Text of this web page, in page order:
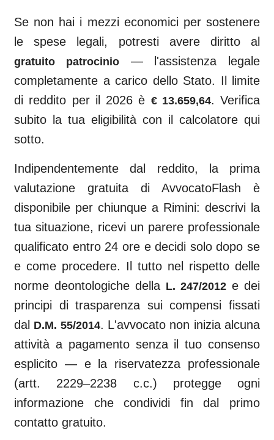
Se non hai i mezzi economici per sostenere
le spese legali, potresti avere diritto al
gratuito patrocinio— l'assistenza legale
completamente a carico dello Stato. Il limite
di reddito per il 2026 è € 13.659,64. Verifica
subito la tua eligibilità con il calcolatore qui
sotto.
Indipendentemente dal reddito, la prima
valutazione gratuita di AvvocatoFlash è
disponibile per chiunque a Rimini: descrivi la
tua situazione, ricevi un parere professionale
qualificato entro 24 ore e decidi solo dopo se
e come procedere. Il tutto nel rispetto delle
norme deontologiche della L. 247/2012 e dei
principi di trasparenza sui compensi fissati
dal D.M. 55/2014. L'avvocato non inizia alcuna
attività a pagamento senza il tuo consenso
esplicito — e la riservatezza professionale
(artt. 2229–2238 c.c.) protegge ogni
informazione che condividi fin dal primo
contatto gratuito.